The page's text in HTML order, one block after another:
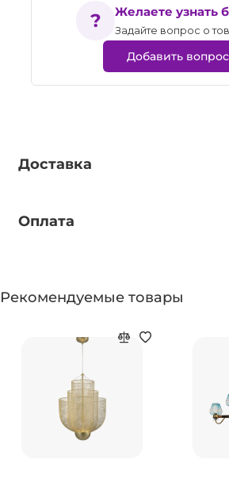
Желаете узнать
Задайте вопрос о
Добавить вопрос
Доставка
Оплата
Рекомендуемые товары